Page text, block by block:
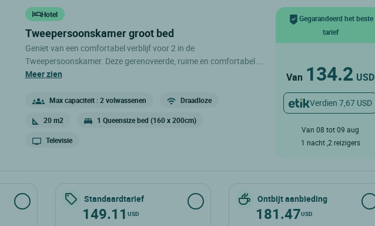
Hotel
tweepersoonskamer groot bed
Geniet van een comfortabel verblijf voor 2 in de
Tweepersoonskamer. Deze gerenoveerde, ruime en comfortabele
kamer is ideaal om te genieten van de omliggende natuur. Deze
flatscreen-tv, een bureau met een welkomstgeschenk, een
meer zien
Max capaciteit : 2 volwassenen Draadloze
20 m2 1 Queensize bed (160 x 200cm)
Televisie
Gegarandeerd het beste
tarief
Van 134.2 USD
Verdien 7,67 USD
Van 08 tot 09 aug
1 nacht ,2 reizigers
Standaardtarief
149.11 USD
Ontbijt aanbieding
181.47USD